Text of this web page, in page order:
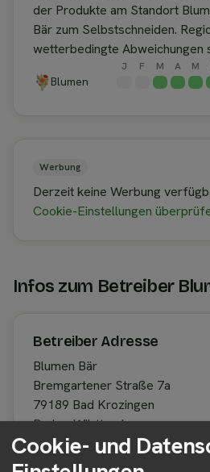
der Produkte am Standort
Bär zum Selbstschneiden.
wetterbedingte Abweichungen
J F M A M
Blumen
Werbung
Derzeit keine Werbung
Cookie-Einstellungen
Infos zum Betreiber
Betreiber Adresse
Blumen Bär
Bremgartener Straße 7a
79189 Bad Krozingen
Baden-Württemberg
Deutschland
Cookie- und